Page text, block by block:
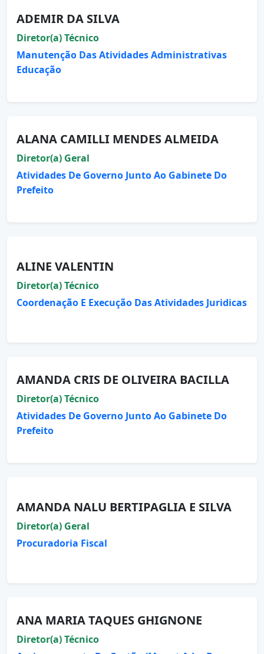
ADEMIR DA SILVA
Diretor(a) Técnico
Manutenção Das Atividades Administrativas
Educação
ALANA CAMILLI MENDES ALMEIDA
Diretor(a) Geral
Atividades De Governo Junto Ao Gabinete Do
Prefeito
ALINE VALENTIN
Diretor(a) Técnico
Coordenação E Execução Das Atividades Juridicas
AMANDA CRIS DE OLIVEIRA BACILLA
Diretor(a) Técnico
Atividades De Governo Junto Ao Gabinete Do
Prefeito
AMANDA NALU BERTIPAGLIA E SILVA
Diretor(a) Geral
Procuradoria Fiscal
ANA MARIA TAQUES GHIGNONE
Diretor(a) Técnico